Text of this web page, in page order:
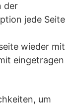
der
jede Seite
wieder mit
eingetragen
um